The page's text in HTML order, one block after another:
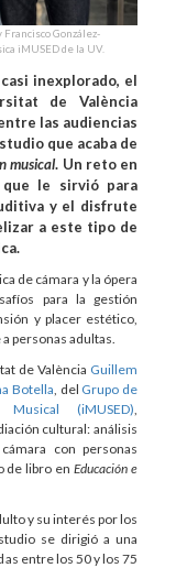
González-
iMUSED de la UV.
inexplorado, el
de València
las audiencias
que acaba de
musical. Un reto en
le sirvió para
y el disfrute
a este tipo de
de cámara y la ópera
para la gestión
y placer estético,
personas adultas.
de València Guillem
Botella , del Grupo de
(iMUSED)
cultural: análisis
con personas
de libro enEducación e
y su interés por los
se dirigió a una
entre los 50 y los 75